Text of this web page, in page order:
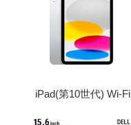
iPad(第10世代) Wi-Fi